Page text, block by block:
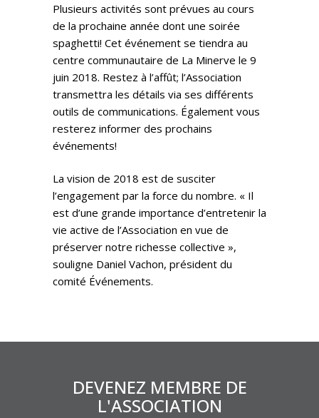
Plusieurs activités sont prévues au cours
de la prochaine année dont une soirée
spaghetti! Cet événement se tiendra au
centre communautaire de La Minerve le 9
juin 2018. Restez à l’affût; l’Association
transmettra les détails via ses différents
outils de communications. Également vous
resterez informer des prochains
événements!
La vision de 2018 est de susciter
l’engagement par la force du nombre. « Il
est d’une grande importance d’entretenir la
vie active de l’Association en vue de
préserver notre richesse collective »,
souligne Daniel Vachon, président du
comité Événements.
DEVENEZ MEMBRE DE
L'ASSOCIATION